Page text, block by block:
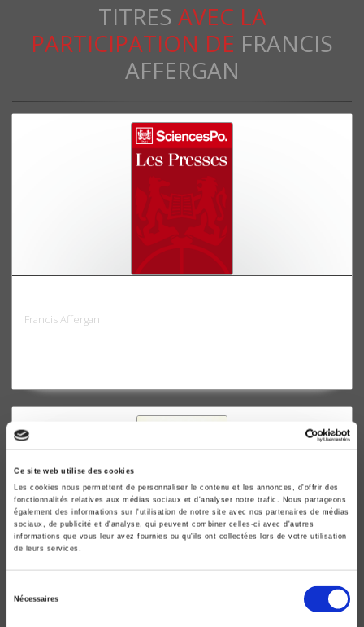
Ce site web utilise des cookies
Les cookies nous permettent de personnaliser le contenu et les annonces, d'offrir des
fonctionnalités relatives aux médias sociaux et d'analyser notre trafic. Nous partageons
également des informations sur l'utilisation de notre site avec nos partenaires de médias
sociaux, de publicité et d'analyse, qui peuvent combiner celles-ci avec d'autres
informations que vous leur avez fournies ou qu'ils ont collectées lors de votre utilisation
de leurs services.
Nécessaires
TITRES AVEC LA
PARTICIPATION DE FRANCIS
AFFERGAN
Francis Affergan
Anthropologie à la Martinique